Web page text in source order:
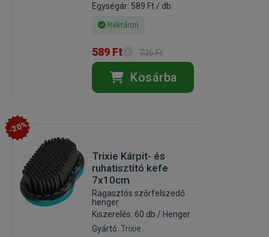
Egységár: 589 Ft / db
Raktáron
589 Ft 736 Ft
Kosárba
-20%
Trixie Kárpit- és
ruhatisztító kefe
7x10cm
Ragasztós szőrfelszedő
henger
Kiszerelés: 60 db / Henger
Gyártó:Trixie